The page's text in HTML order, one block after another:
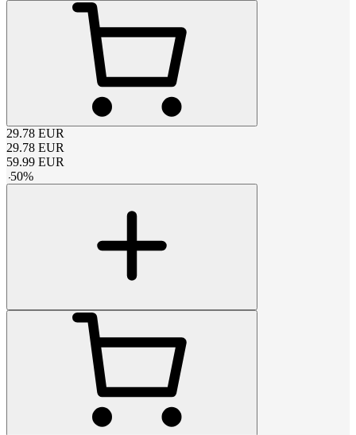
29.78 EUR
29.78 EUR
59.99 EUR
-50%